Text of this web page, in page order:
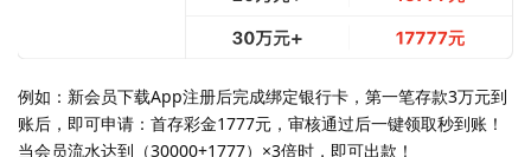
例如：新会员下载App注册后完成绑定银行卡，第一笔存款3万元到
账后，即可申请：首存彩金1777元，审核通过后一键领取秒到账！
当会员流水达到（30000+1777）×3倍时，即可出款！